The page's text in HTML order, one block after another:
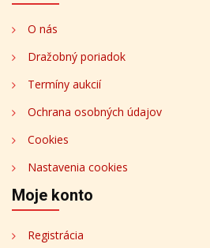
O nás
Dražobný poriadok
Termíny aukcií
Ochrana osobných údajov
Cookies
Nastavenia cookies
Moje konto
Registrácia